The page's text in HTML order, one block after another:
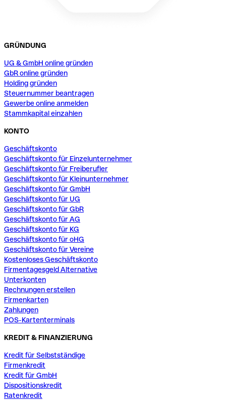
GRÜNDUNG
UG & GmbH online gründen
GbR online gründen
Holding gründen
Steuernummer beantragen
Gewerbe online anmelden
Stammkapital einzahlen
KONTO
Geschäftskonto
Geschäftskonto für Einzelunternehmer
Geschäftskonto für Freiberufler
Geschäftskonto für Kleinunternehmer
Geschäftskonto für GmbH
Geschäftskonto für UG
Geschäftskonto für GbR
Geschäftskonto für AG
Geschäftskonto für KG
Geschäftskonto für oHG
Geschäftskonto für Vereine
Kostenloses Geschäftskonto
Firmentagesgeld Alternative
Unterkonten
Rechnungen erstellen
Firmenkarten
Zahlungen
POS-Kartenterminals
KREDIT & FINANZIERUNG
Kredit für Selbstständige
Firmenkredit
Kredit für GmbH
Dispositionskredit
Ratenkredit